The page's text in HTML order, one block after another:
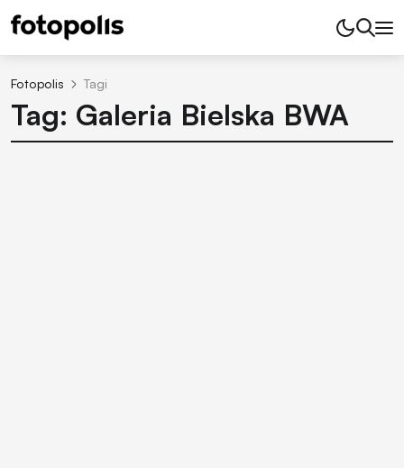
Fotopolis Tagi
Tag: Galeria Bielska BWA